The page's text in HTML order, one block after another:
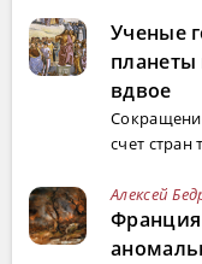
Ученые
планеты
вдвое
счет стран
Алексей
Франция